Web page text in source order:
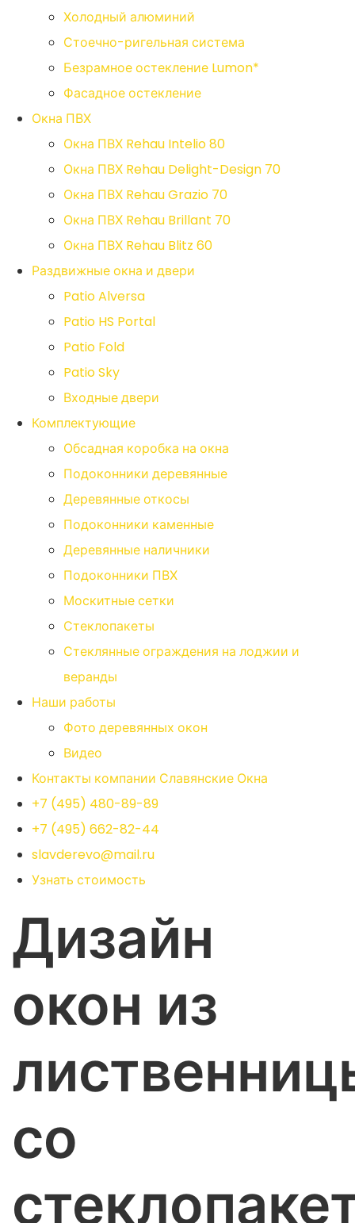
Холодный алюминий
Стоечно-ригельная система
Безрамное остекление Lumon*
Фасадное остекление
Окна ПВХ
Окна ПВХ Rehau Intelio 80
Окна ПВХ Rehau Delight-Design 70
Окна ПВХ Rehau Grazio 70
Окна ПВХ Rehau Brillant 70
Окна ПВХ Rehau Blitz 60
Раздвижные окна и двери
Patio Alversa
Patio HS Portal
Patio Fold
Patio Sky
Входные двери
Комплектующие
Обсадная коробка на окна
Подоконники деревянные
Деревянные откосы
Подоконники каменные
Деревянные наличники
Подоконники ПВХ
Москитные сетки
Стеклопакеты
Стеклянные ограждения на лоджии и
веранды
Наши работы
Фото деревянных окон
Видео
Контакты компании Славянские Окна
+7 (495) 480-89-89
+7 (495) 662-82-44
slavderevo@mail.ru
Узнать стоимость
Дизайн
окон из
со